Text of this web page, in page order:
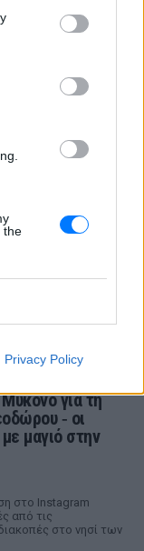
the
Privacy Policy
2 μηνών
για τη
‑ οι
μαγιό στην
στο Instagram
από τις
στο νησί των